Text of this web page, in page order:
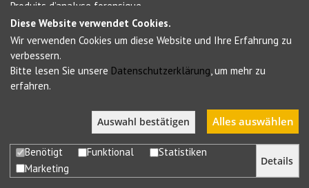
Produits d’analyse forensique
Social Networks
Diese Website verwendet Cookies.
Wir verwenden Cookies um diese Website und Ihre Erfahrung zu
verbessern.
Bitte lesen Sie unsere Datenschutzerklärung, um mehr zu
erfahren.
Auswahl bestätigen Alles auswählen
Benötigt Funktional
Statistiken
Marketing
Details